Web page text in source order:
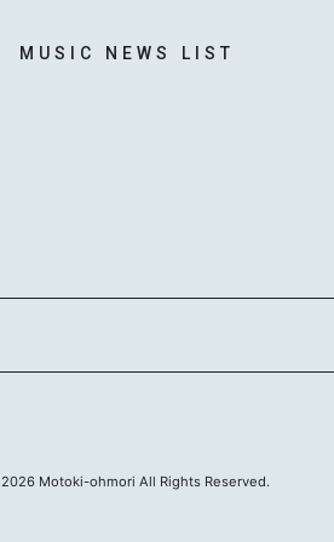
MUSIC NEWS LIST
2026Motoki-ohmori All Rights Reserved.